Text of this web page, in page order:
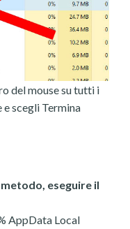
del mouse su tutti i
scegli Termina
eseguire il
AppData Local